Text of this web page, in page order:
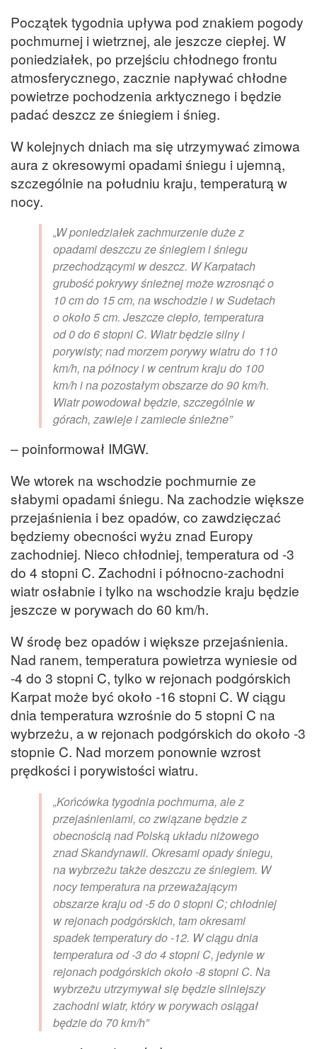
Początek tygodnia upływa pod znakiem pogody
pochmurnej i wietrznej, ale jeszcze ciepłej. W
poniedziałek, po przejściu chłodnego frontu
atmosferycznego, zacznie napływać chłodne
powietrze pochodzenia arktycznego i będzie
padać deszcz ze śniegiem i śnieg.
W kolejnych dniach ma się utrzymywać zimowa
aura z okresowymi opadami śniegu i ujemną,
szczególnie na południu kraju, temperaturą w
nocy.
„W poniedziałek zachmurzenie duże z
opadami deszczu ze śniegiem i śniegu
przechodzącymi w deszcz. W Karpatach
grubość pokrywy śnieżnej może wzrosnąć o
10 cm do 15 cm, na wschodzie i w Sudetach
o około 5 cm. Jeszcze ciepło, temperatura
od 0 do 6 stopni C. Wiatr będzie silny i
porywisty; nad morzem porywy wiatru do 110
km/h, na północy i w centrum kraju do 100
km/h i na pozostałym obszarze do 90 km/h.
Wiatr powodował będzie, szczególnie w
górach, zawieje i zamiecie śnieżne”
– poinformował IMGW.
We wtorek na wschodzie pochmurnie ze
słabymi opadami śniegu. Na zachodzie większe
przejaśnienia i bez opadów, co zawdzięczać
będziemy obecności wyżu znad Europy
zachodniej. Nieco chłodniej, temperatura od -3
do 4 stopni C. Zachodni i północno-zachodni
wiatr osłabnie i tylko na wschodzie kraju będzie
jeszcze w porywach do 60 km/h.
W środę bez opadów i większe przejaśnienia.
Nad ranem, temperatura powietrza wyniesie od
-4 do 3 stopni C, tylko w rejonach podgórskich
Karpat może być około -16 stopni C. W ciągu
dnia temperatura wzrośnie do 5 stopni C na
wybrzeżu, a w rejonach podgórskich do około -3
stopnie C. Nad morzem ponownie wzrost
prędkości i porywistości wiatru.
„Końcówka tygodnia pochmurna, ale z
przejaśnieniami, co związane będzie z
obecnością nad Polską układu niżowego
znad Skandynawii. Okresami opady śniegu,
na wybrzeżu także deszczu ze śniegiem. W
nocy temperatura na przeważającym
obszarze kraju od -5 do 0 stopni C; chłodniej
w rejonach podgórskich, tam okresami
spadek temperatury do -12. W ciągu dnia
temperatura od -3 do 4 stopni C, jedynie w
rejonach podgórskich około -8 stopni C. Na
wybrzeżu utrzymywał się będzie silniejszy
zachodni wiatr, który w porywach osiągał
będzie do 70 km/h”